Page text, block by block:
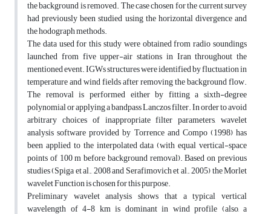
the background is removed. The case chosen for the current survey
had previously been studied using the horizontal divergence and
the hodograph methods.
The data used for this study were obtained from radio soundings
launched from five upper-air stations in Iran throughout the
mentioned event. IGWs structures were identified by fluctuation in
temperature and wind fields after removing the background flow.
The removal is performed either by fitting a sixth-degree
polynomial or applying a bandpass Lanczos filter. In order to avoid
arbitrary choices of inappropriate filter parameters, wavelet
analysis software provided by Torrence and Compo (1998) has
been applied to the interpolated data (with equal vertical-space
points of 100 m before background removal). Based on previous
studies (Spiga et al., 2008 and Serafimovich et al., 2005) the Morlet
wavelet Function is chosen for this purpose.
Preliminary wavelet analysis shows that a typical vertical
wavelength of 4-8 km is dominant in wind profile (also, a